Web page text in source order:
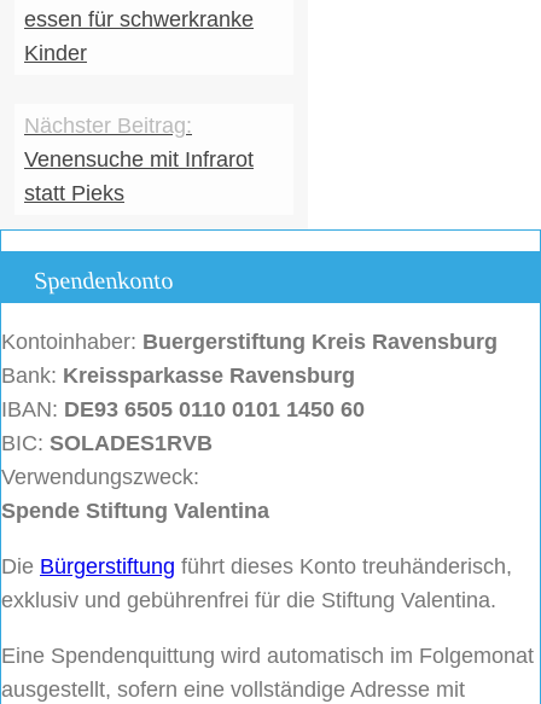
essen für schwerkranke
Kinder
Venensuche mit Infrarot
statt Pieks
Spendenkonto
Kontoinhaber: Buergerstiftung Kreis Ravensburg
Bank: Kreissparkasse Ravensburg
IBAN: DE93 6505 0110 0101 1450 60
BIC: SOLADES1RVB
Verwendungszweck:
Spende Stiftung Valentina
Die Bürgerstiftung führt dieses Konto treuhänderisch,
exklusiv und gebührenfrei für die Stiftung Valentina.
Eine Spendenquittung wird automatisch im Folgemonat
ausgestellt, sofern eine vollständige Adresse mit